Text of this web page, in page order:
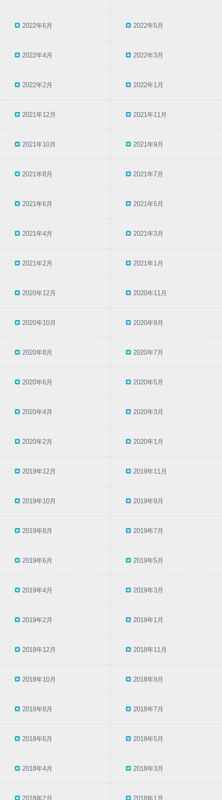
2022年6月 2022年5月
2022年4月 2022年3月
2022年2月 2022年1月
2021年12月 2021年11月
2021年10月 2021年9月
2021年8月 2021年7月
2021年6月 2021年5月
2021年4月 2021年3月
2021年2月 2021年1月
2020年12月 2020年11月
2020年10月 2020年9月
2020年8月 2020年7月
2020年6月 2020年5月
2020年4月 2020年3月
2020年2月 2020年1月
2019年12月 2019年11月
2019年10月 2019年9月
2019年8月 2019年7月
2019年6月 2019年5月
2019年4月 2019年3月
2019年2月 2019年1月
2018年12月 2018年11月
2018年10月 2018年9月
2018年8月 2018年7月
2018年6月 2018年5月
2018年4月 2018年3月
2018年2月 2018年1月